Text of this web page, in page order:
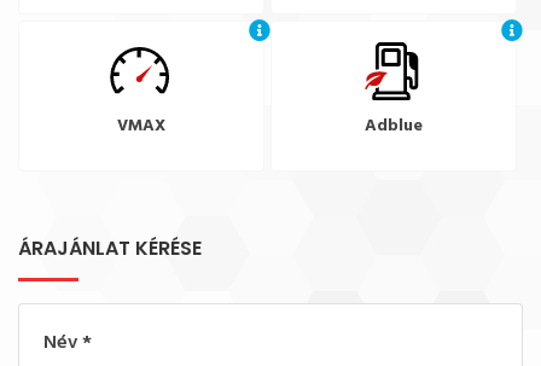
VMAX Adblue
ÁRAJÁNLAT KÉRÉSE
Név*